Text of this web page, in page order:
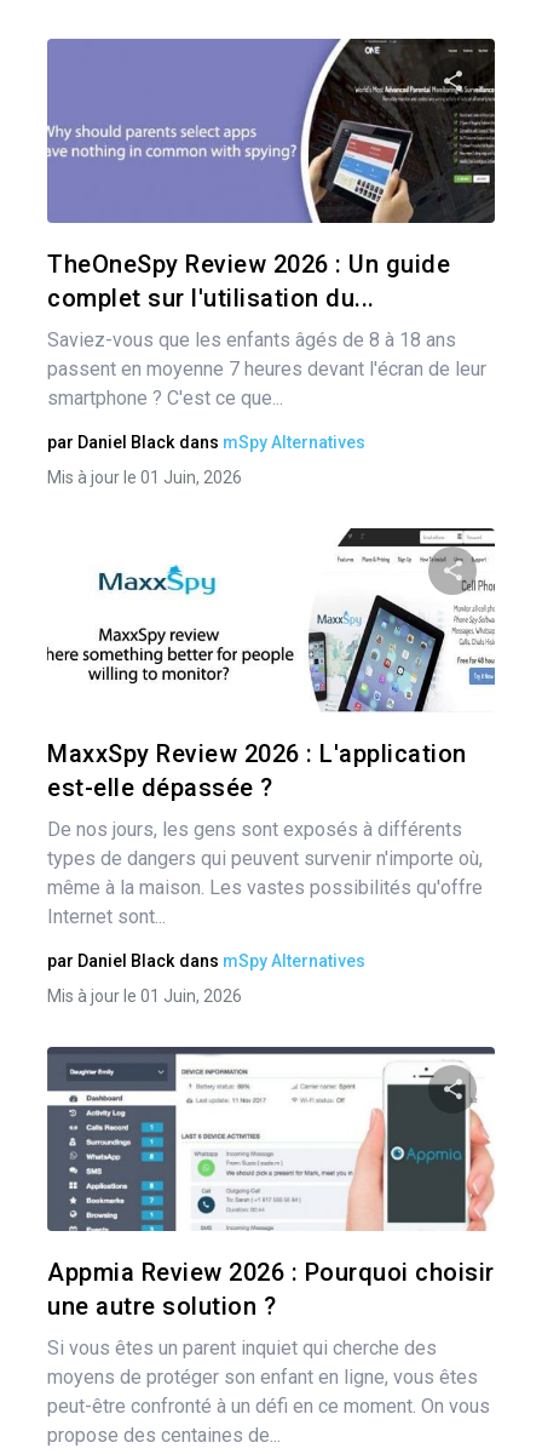
TheOneSpy Review 2026 : Un guide
complet sur l'utilisation du...
Saviez-vous que les enfants âgés de 8 à 18 ans
passent en moyenne 7 heures devant l'écran de leur
smartphone ? C'est ce que...
par Daniel Black dans mSpy Alternatives
Mis à jour le 01 Juin, 2026
MaxxSpy Review 2026 : L'application
est-elle dépassée ?
De nos jours, les gens sont exposés à différents
types de dangers qui peuvent survenir n'importe où,
même à la maison. Les vastes possibilités qu'offre
Internet sont...
par Daniel Black dans mSpy Alternatives
Mis à jour le 01 Juin, 2026
Appmia Review 2026 : Pourquoi choisir
une autre solution ?
Si vous êtes un parent inquiet qui cherche des
moyens de protéger son enfant en ligne, vous êtes
peut-être confronté à un défi en ce moment. On vous
propose des centaines de...